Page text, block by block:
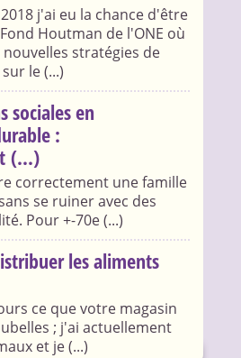
j'ai eu la chance d'être
Houtman de l'ONE où
stratégies de
le (...)
sociales en
:
(...)
correctement une famille
se ruiner avec des
Pour +-70e (...)
les aliments
ce que votre magasin
; j'ai actuellement
et je (...)